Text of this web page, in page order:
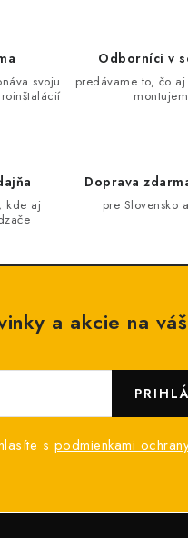
svoju
Odborníci v
predávame to, čo
kde aj
Doprava
pre Slovensko
a akcie na
s podmienkami